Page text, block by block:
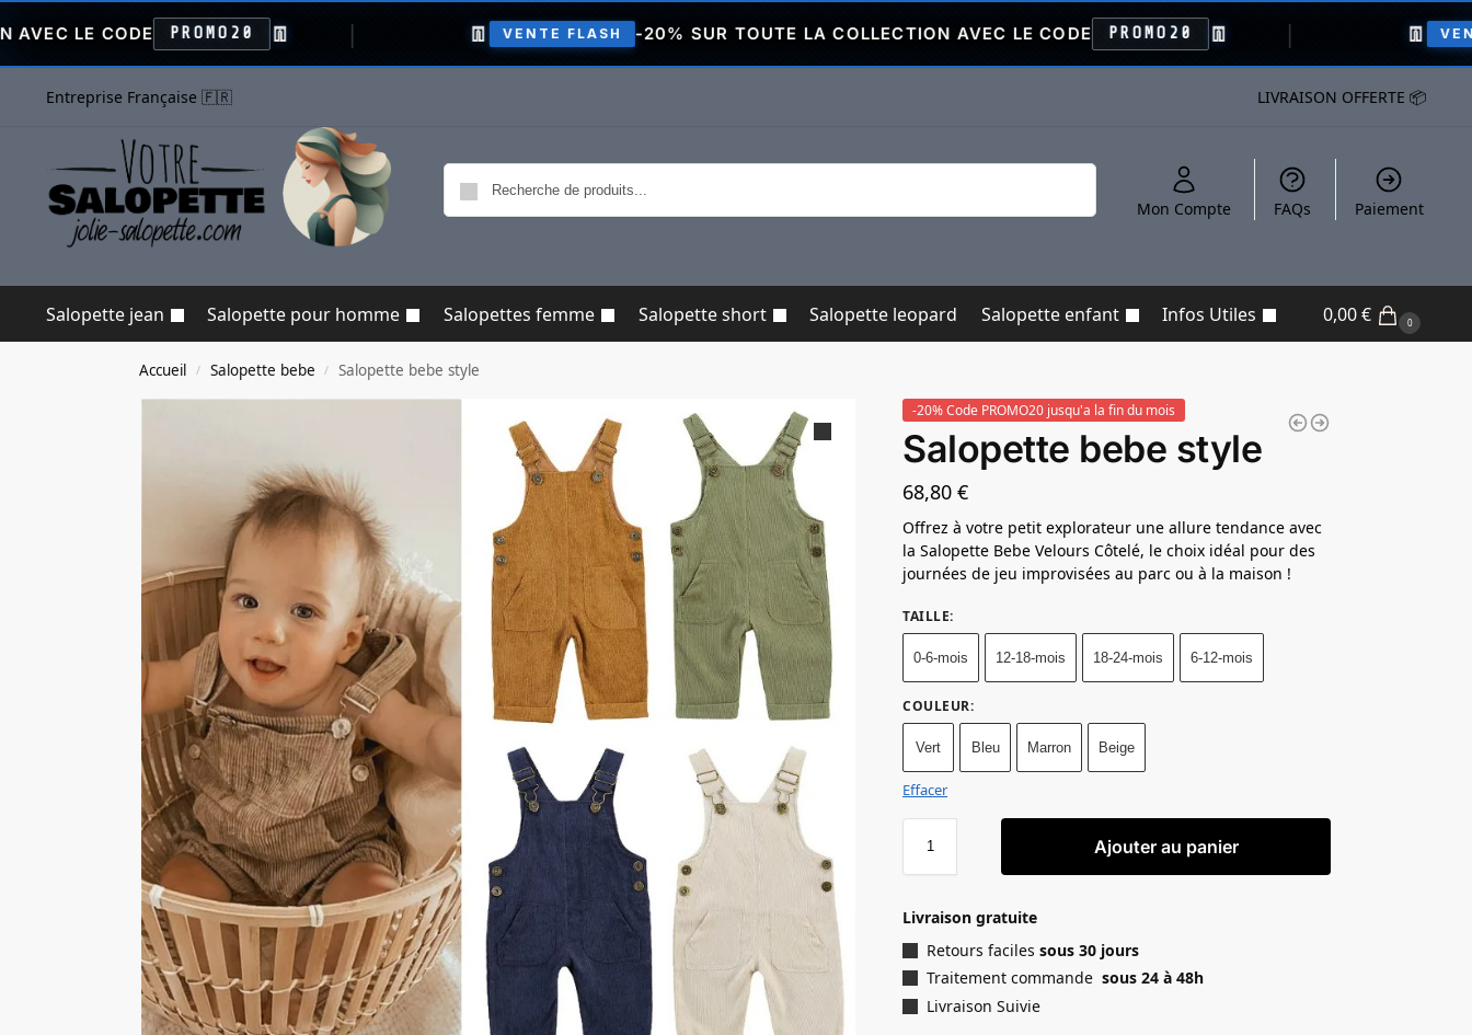
PROMO20 👖 VENTE FLASH -20% SUR TOUTE LA COLLECTION AVEC LE CODE PROMO20 👖 VENTE FLASH
Entreprise Française 🇫🇷 LIVRAISON OFFERTE 📦
Mon Compte FAQs Paiement
Salopette jean Salopette pour homme Salopettes femme Salopette short Salopette leopard Salopette enfant Infos Utiles 0,00€ 0
Accueil / Salopette bebe / Salopette bebe style
-20% Code PROMO20 jusqu'a la fin du mois
Salopette bebe style
68,80€
Offrez à votre petit explorateur une allure tendance avec
la Salopette Bebe Velours Côtelé, le choix idéal pour des
journées de jeu improvisées au parc ou à la maison !
TAILLE:
0-6-mois 12-18-mois 18-24-mois 6-12-mois
COULEUR:
Vert Bleu Marron Beige
Effacer
Ajouter au panier
Livraison gratuite
Retours facilessous 30 jours
Traitement commande sous 24 à 48h
Livraison Suivie